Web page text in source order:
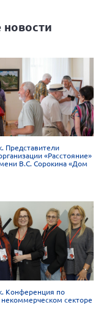
Представители
«Расстояние»
В.С. Сорокина «Дом
Конференция по
секторе